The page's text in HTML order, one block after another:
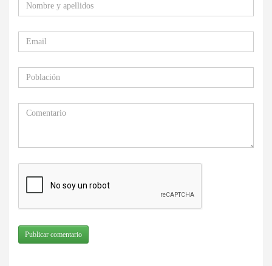
Publicar comentario